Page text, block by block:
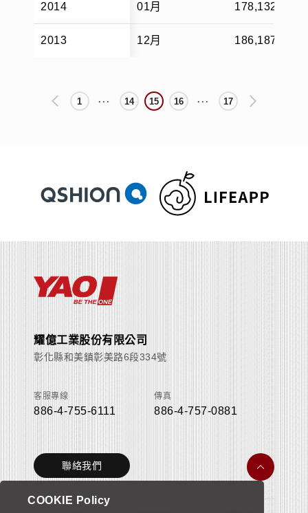
COOKIE Policy
2014 01月 178,132
2013 12月 186,187
1 14 15 16 17
耀億工業股份有限公司
彰化縣和美鎮彰美路6段334號
客服專線
886-4-755-6111
傳真
886-4-757-0881
聯絡我們